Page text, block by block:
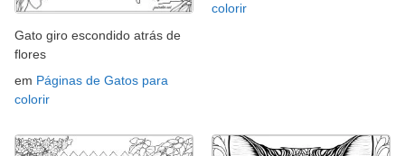
Gato giro escondido atrás de
flores
em Páginas de Gatos para
colorir
colorir